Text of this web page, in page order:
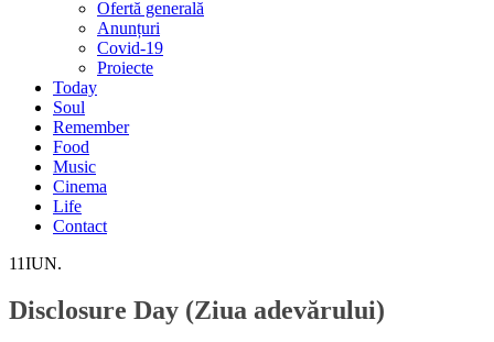
Ofertă generală
Anunțuri
Covid-19
Proiecte
Today
Soul
Remember
Food
Music
Cinema
Life
Contact
11IUN.
Disclosure Day (Ziua adevărului)